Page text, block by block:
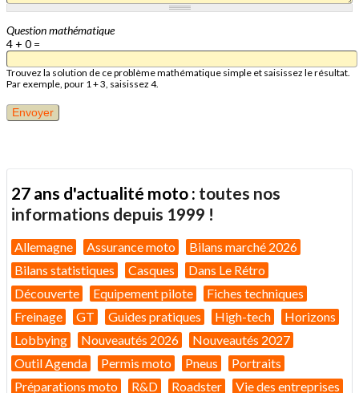
Question mathématique
4 + 0 =
Trouvez la solution de ce problème mathématique simple et saisissez le résultat.
Par exemple, pour 1 + 3, saisissez 4.
27 ans d'actualité moto : toutes nos
informations depuis 1999 !
Allemagne Assurance moto
Bilans marché 2026
Bilans statistiques
Casques
Dans Le Rétro
Découverte
Equipement pilote
Fiches techniques
Freinage
GT Guides pratiques High-tech
Horizons
Lobbying
Nouveautés 2026
Nouveautés 2027
Outil Agenda
Permis moto Pneus
Portraits
Préparations moto
R&D Roadster Vie des entreprises